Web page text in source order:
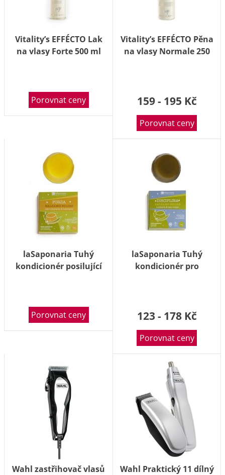
Vitality’s EFFÉCTO Lak
na vlasy Forte 500 ml
Porovnat ceny
Vitality’s EFFÉCTO Pěna
na vlasy Normale 250
159 - 195 Kč
Porovnat ceny
laSaponaria Tuhý
kondicionér posilující
Porovnat ceny
laSaponaria Tuhý
kondicionér pro
123 - 178 Kč
Porovnat ceny
Wahl zastřihovač vlasů
Wahl Praktický 11 dílný